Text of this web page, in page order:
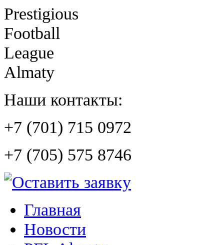
Prestigious
Football
League
Almaty
Наши контакты:
+7 (701) 715 0972
+7 (705) 575 8746
Главная
Новости